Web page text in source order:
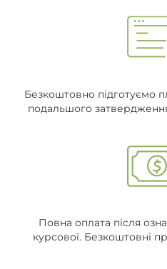
Безкоштовно підготуємо
подальшого
Повна оплата після
курсової. Безкоштовні